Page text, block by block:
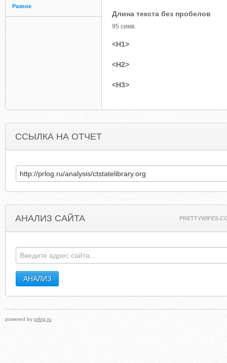
Разное
Длина текста без пробелов
95 симв.
<H1>
<H2>
<H3>
ССЫЛКА НА ОТЧЕТ
АНАЛИЗ САЙТА
powered by prlog.ru